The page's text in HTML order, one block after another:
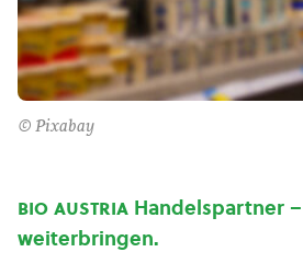
© Pixabay
bio austria Handelspartner
weiterbringen.